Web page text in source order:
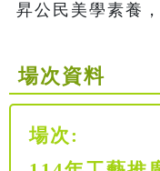
昇公民美學素養
場次資料
場次: